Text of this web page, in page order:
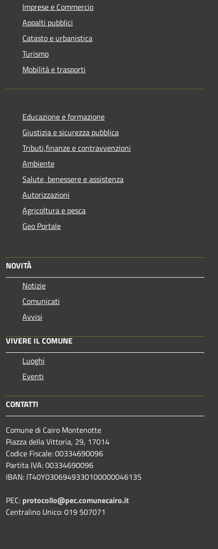
Imprese e Commercio
Appalti pubblici
Catasto e urbanistica
Turismo
Mobilità e trasporti
Educazione e formazione
Giustizia e sicurezza pubblica
Tributi,finanze e contravvenzioni
Ambiente
Salute, benessere e assistenza
Autorizzazioni
Agricoltura e pesca
Geo Portale
NOVITÀ
Notizie
Comunicati
Avvisi
VIVERE IL COMUNE
Luoghi
Eventi
CONTATTI
Comune di Cairo Montenotte
Piazza della Vittoria, 29, 17014
Codice Fiscale: 00334690096
Partita IVA: 00334690096
IBAN: IT40Y0306949330100000046135
PEC: protocollo@pec.comunecairo.it
Centralino Unico: 019 507071